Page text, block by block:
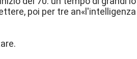
poi per tre